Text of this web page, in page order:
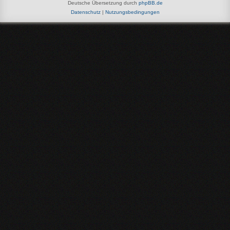
Deutsche Übersetzung durch phpBB.de
Datenschutz| Nutzungsbedingungen